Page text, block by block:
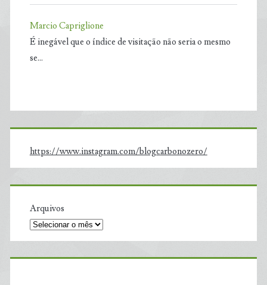
Marcio Capriglione
É inegável que o índice de visitação não seria o mesmo
se…
https://www.instagram.com/blogcarbonozero/
Arquivos